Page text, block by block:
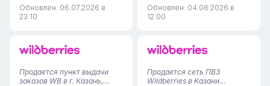
Обновлен: 06.07.2026 в
23:10
Обновлен: 04.06.2026 в
12:00
Продается пункт выдачи
заказов WB в г. Казань,
Продается сеть ПВЗ
Wildberries в Казани